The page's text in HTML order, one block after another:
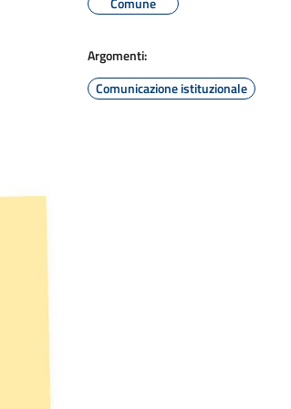
Argomenti:
Comunicazione istituzionale